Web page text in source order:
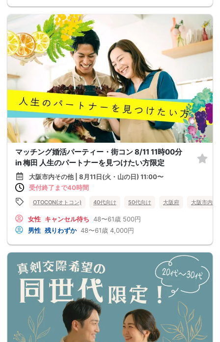
マッチング婚活パーティー・街コン 8/11 11時00分
in 梅田 人生のパートナーを見つけたい方限定
大阪市内その他 | 8月11日(火・山の日) 11:00〜
受付終了まで40時間
OTOCON(オトコン) 40代向け 50代向け 大阪府 大阪市内そ
女性 キャンセル待ち 48〜61歳 500円
男性 残りわずか 48〜61歳 4,000円